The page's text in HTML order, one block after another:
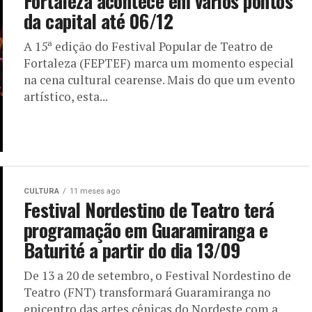
da capital até 06/12
A 15ª edição do Festival Popular de Teatro de
Fortaleza (FEPTEF) marca um momento especial
na cena cultural cearense. Mais do que um evento
artístico, esta...
CULTURA 11 meses ago
Festival Nordestino de Teatro terá
programação em Guaramiranga e
Baturité a partir do dia 13/09
De 13 a 20 de setembro, o Festival Nordestino de
Teatro (FNT) transformará Guaramiranga no
epicentro das artes cênicas do Nordeste com a